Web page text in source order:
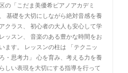
の「こだま美優希ピアノアカデミ
基礎を大切にしながら絶対音感を養
クラス、 初心者の大人も安心して学
ッスン、 音楽のある豊かな時間をお
ます。 レッスンの柱は 「テクニッ
・思考力」 心を育み、考える力を養
しい表現を大切にする指導を行って